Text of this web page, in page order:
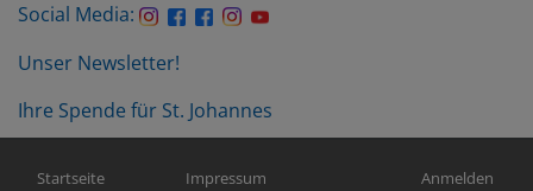
Social Media:
Unser Newsletter!
Ihre Spende für St. Johannes
Hauptnavigation
Startseite
Fußbereichsmenü
Impressum
Anmelden